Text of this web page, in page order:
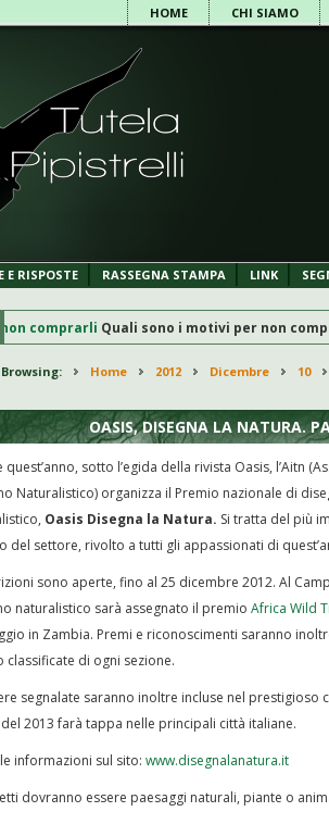
HOME CHI SIAMO
E RISPOSTE RASSEGNA STAMPA LINK
comprarliQuali sono i motivi per non
Browsing: Home 2012 Dicembre 10
OASIS, DISEGNA LA NATURA.
quest’anno, sotto l’egida della rivista Oasis, l’Aitn
Naturalistico) organizza il Premio nazionale di
Oasis Disegna la Natura. Si tratta del più
del settore, rivolto a tutti gli appassionati di
sono aperte, fino al 25 dicembre 2012. Al
naturalistico sarà assegnato il premio Africa Wild
in Zambia. Premi e riconoscimenti saranno
classificate di ogni sezione.
segnalate saranno inoltre incluse nel
2013 farà tappa nelle principali città italiane.
informazioni sul sito: www.disegnalanatura.it
dovranno essere paesaggi naturali, piante o